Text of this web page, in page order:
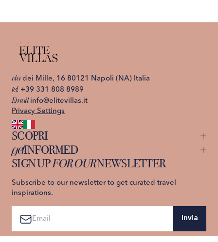
viadei Mille, 16 80121 Napoli (NA) Italia
tel. +39 331 808 8989
Email info@elitevillas.it
Privacy Settings
SCOPRI
Capri
St. Moritz
Ischia
Lago di Como
Costiera Amalfitana
Sicilia
getINFORMED
About us
Privacy Policy
Termini e Condizioni
SIGN UPFOR OURNEWSLETTER
Subscribe to our newsletter to get curated travel
inspirations.
Invia